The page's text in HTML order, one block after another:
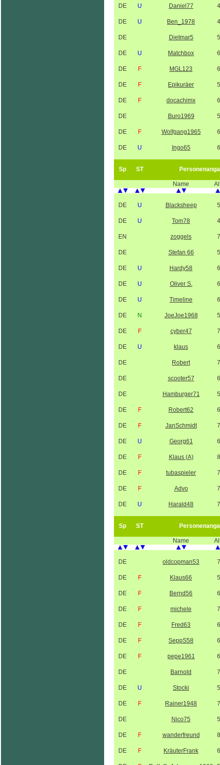
DE U Daniel77
DE U Ben_1978
DE Dietmar5
DE U Matchbox
DE F MGL123
DE F Epikuräer
DE F docachimx
DE Buro1969
DE F Wolfgang1965
DE U Ingo65
Sp ST
Name
DE U Blacksheep
DE U Tom78
EN zoggels
DE Stefan 66
DE U Hardy58
DE U Oliver S.
DE U Timeline
DE N JoeJoe1968
DE F cyber47
DE U klaus
DE Robert
DE scooter57
DE Hamburger71
DE F Robert62
DE F JanSchmidt
DE U Georg61
DE F Klaus (A)
DE F tubaspieler
DE F Advo
DE U Harald48
Sp ST
Name
DE oldcopman53
DE F Klaus66
DE F Bernd56
DE F michele
DE F Fred63
DE F SeppS58
DE F pepe1961
DE Barnold
DE U Stocki
DE F Rainer1948
DE Nico75
DE F wanderfreund
DE F KräuterFrank